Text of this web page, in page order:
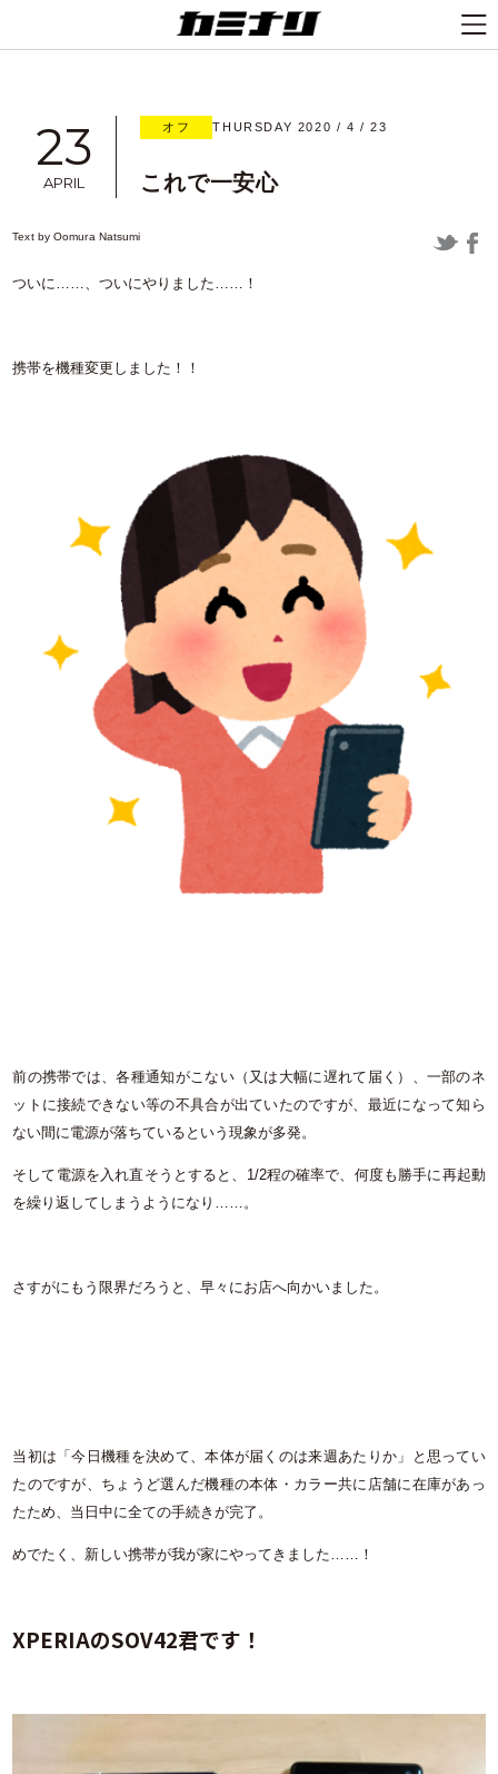
23
APRIL
オフ THURSDAY 2020 / 4 / 23
これで一安心
Text byOomura Natsumi
ついに……、ついにやりました……！
携帯を機種変更しました！！
前の携帯では、各種通知がこない（又は大幅に遅れて届く）、一部のネ
ットに接続できない等の不具合が出ていたのですが、最近になって知ら
ない間に電源が落ちているという現象が多発。
そして電源を入れ直そうとすると、1/2程の確率で、何度も勝手に再起動
を繰り返してしまうようになり……。
さすがにもう限界だろうと、早々にお店へ向かいました。
当初は「今日機種を決めて、本体が届くのは来週あたりか」と思ってい
たのですが、ちょうど選んだ機種の本体・カラー共に店舗に在庫があっ
たため、当日中に全ての手続きが完了。
めでたく、新しい携帯が我が家にやってきました……！
XPERIAのSOV42君です！